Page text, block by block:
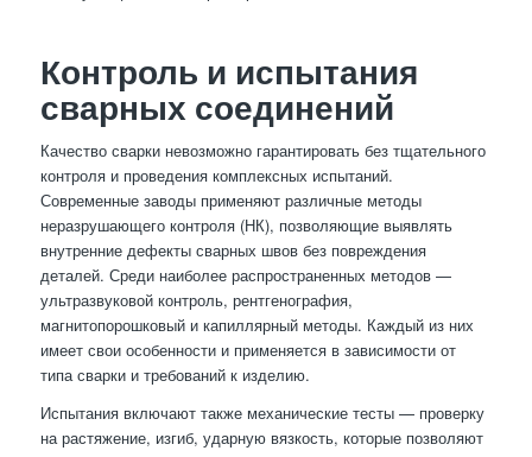
Контроль и испытания
сварных соединений
Качество сварки невозможно гарантировать без тщательного
контроля и проведения комплексных испытаний.
Современные заводы применяют различные методы
неразрушающего контроля (НК), позволяющие выявлять
внутренние дефекты сварных швов без повреждения
деталей. Среди наиболее распространенных методов —
ультразвуковой контроль, рентгенография,
магнитопорошковый и капиллярный методы. Каждый из них
имеет свои особенности и применяется в зависимости от
типа сварки и требований к изделию.
Испытания включают также механические тесты — проверку
на растяжение, изгиб, ударную вязкость, которые позволяют